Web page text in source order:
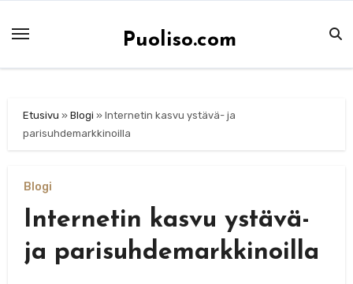
Puoliso.com
Etusivu » Blogi » Internetin kasvu ystävä- ja
parisuhdemarkkinoilla
Blogi
Internetin kasvu ystävä-
ja parisuhdemarkkinoilla